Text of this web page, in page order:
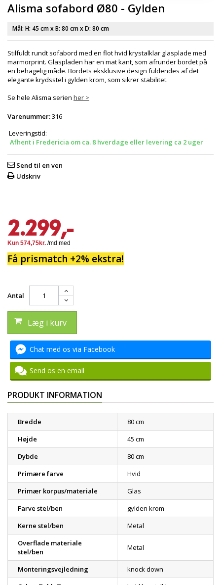
Alisma sofabord Ø80 - Gylden
Mål: H: 45 cmx B: 80 cmx D: 80 cm
Stilfuldt rundt sofabord med en flot hvid krystalklar glasplade med
marmorprint. Glaspladen har en mat kant, som afrunder bordet på
en behagelig måde. Bordets eksklusive design fuldendes af det
elegante krydsstel i gylden krom, som sikrer stabilitet.
Se hele Alisma serien her >
Varenummer:316
Leveringstid:
Afhent i Fredericia om ca. 8 hverdage eller levering ca 2 uger
Send til en ven
Udskriv
2.299,-
Få prismatch +2% ekstra!
Antal
Læg i kurv
Chat med os via Facebook
Send os en email
PRODUKT INFORMATION
Bredde
80 cm
Højde
45 cm
Dybde
80 cm
Primære farve
Hvid
Primær korpus/materiale
Glas
Farve stel/ben
gylden krom
Kerne stel/ben
Metal
Overflade materiale
stel/ben
Metal
Monteringsvejledning
knock down